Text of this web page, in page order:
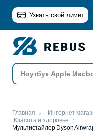
Узнать свой лимит
Главная Интернет
Красота и здоровье
Мультистайлер Dyson